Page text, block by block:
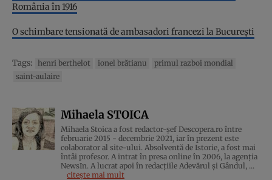
România în 1916
O schimbare tensionată de ambasadori francezi la București
Tags: henri berthelot ionel brătianu
primul razboi mondial
saint-aulaire
Mihaela STOICA
Mihaela Stoica a fost redactor-șef Descopera.ro între
februarie 2015 - decembrie 2021, iar în prezent este
colaborator al site-ului. Absolventă de Istorie, a fost mai
întâi profesor. A intrat în presa online în 2006, la agenţia
NewsIn. A lucrat apoi în redacţiile Adevărul şi Gândul, ...
citește mai mult